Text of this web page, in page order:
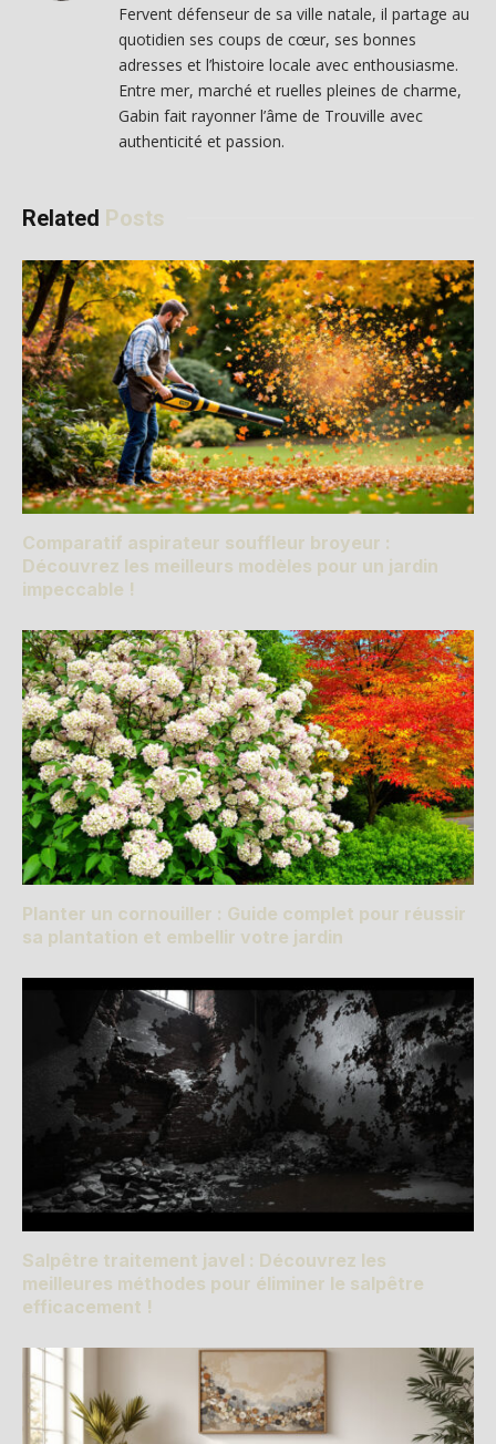
Fervent défenseur de sa ville natale, il partage au
quotidien ses coups de cœur, ses bonnes
adresses et l’histoire locale avec enthousiasme.
Entre mer, marché et ruelles pleines de charme,
Gabin fait rayonner l’âme de Trouville avec
authenticité et passion.
Related Posts
Comparatif aspirateur souffleur broyeur :
Découvrez les meilleurs modèles pour un jardin
impeccable !
Planter un cornouiller : Guide complet pour réussir
sa plantation et embellir votre jardin
Salpêtre traitement javel : Découvrez les
meilleures méthodes pour éliminer le salpêtre
efficacement !